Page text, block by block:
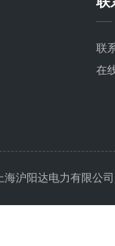
联
在
海沪阳达电力有限公